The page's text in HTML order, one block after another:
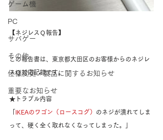
ゲーム機
PC
サバゲー
その他
仕様変更・製品に関するお知らせ
重要なお知らせ
【ネジレスＱ報告】
この報告書は、東京都大田区のお客様からのネジレ
スＱ対応記録です。
★トラブル内容
IKEAのワゴン（ロースコグ） のネジが潰れてしま
って、硬く全く取れなくなってしまった。」